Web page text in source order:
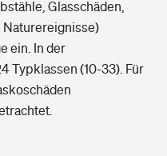
Glasschäden,
Naturereignisse)
ein. In der
Typklassen (10-33). Für